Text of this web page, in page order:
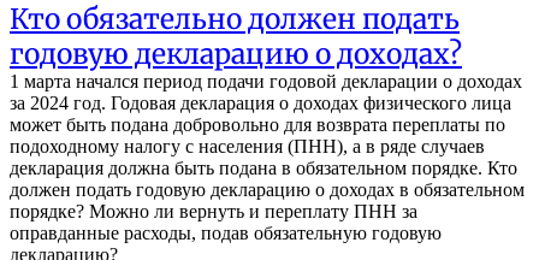
Кто обязательно должен подать
годовую декларацию о доходах?
1 марта начался период подачи годовой декларации о доходах
за 2024 год. Годовая декларация о доходах физического лица
может быть подана добровольно для возврата переплаты по
подоходному налогу с населения (ПНН), а в ряде случаев
декларация должна быть подана в обязательном порядке. Кто
должен подать годовую декларацию о доходах в обязательном
порядке? Можно ли вернуть и переплату ПНН за
оправданные расходы, подав обязательную годовую
декларацию?